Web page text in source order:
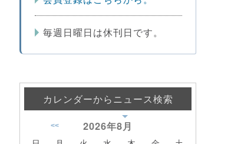
毎週日曜日は休刊日です。
カレンダーからニュース検索
2026年8月
<<